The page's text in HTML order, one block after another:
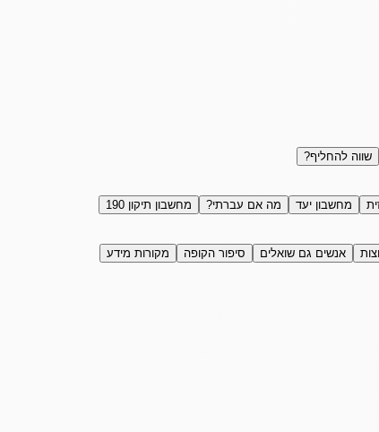
שווה להחליף?
מחשבון יעד מה אם עברתי? מחשבון תיקון 190
אנשים גם שואלים סיפור הקופה מקורות מידע